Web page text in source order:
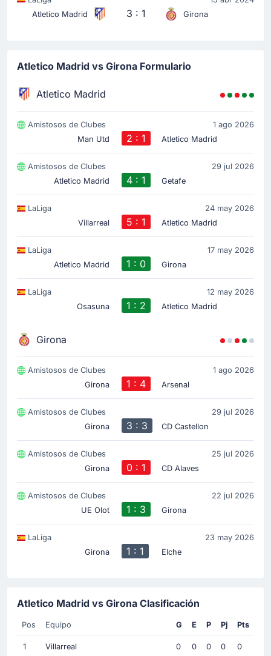
Atletico Madrid
3 : 1 Girona
Atletico Madrid vs Girona Formulario
Atletico Madrid
Amistosos de Clubes
1 ago 2026
Man Utd
2 : 1 Atletico Madrid
Amistosos de Clubes
29 jul 2026
Atletico Madrid
4 : 1 Getafe
LaLiga
24 may 2026
Villarreal
5 : 1 Atletico Madrid
LaLiga
17 may 2026
Atletico Madrid
1 : 0 Girona
LaLiga
12 may 2026
Osasuna
1 : 2 Atletico Madrid
Girona
Amistosos de Clubes
1 ago 2026
Girona
1 : 4 Arsenal
Amistosos de Clubes
29 jul 2026
Girona
3 : 3 CD Castellon
Amistosos de Clubes
25 jul 2026
Girona
0 : 1 CD Alaves
Amistosos de Clubes
22 jul 2026
UE Olot
1 : 3 Girona
LaLiga
23 may 2026
Girona
1 : 1 Elche
Atletico Madrid vs Girona Clasificación
Pos Equipo G E P Pj Pts
1 Villarreal 0 0 0 0 0